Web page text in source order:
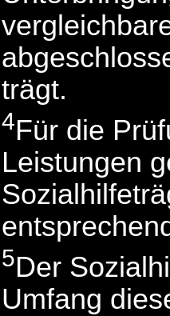
trägt.
4Für die
Leistungen
5Der
Umfang